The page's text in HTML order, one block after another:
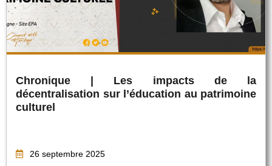
Chronique | Les impacts de la
décentralisation sur l’éducation au patrimoine
culturel
26 septembre 2025